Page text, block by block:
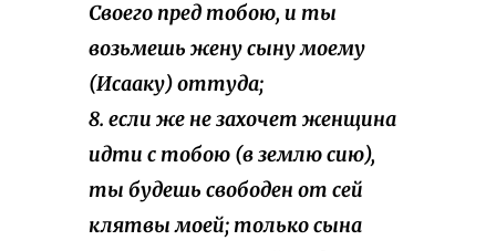
Своего пред тобою, и ты
возьмешь жену сыну моему
(Исааку) оттуда;
8. если же не захочет женщина
идти с тобою (в землю сию),
ты будешь свободен от сей
клятвы моей; только сына